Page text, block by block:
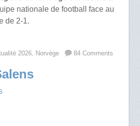
nationale de football face au
de 2-1.
2026, Norvège 84 Comments